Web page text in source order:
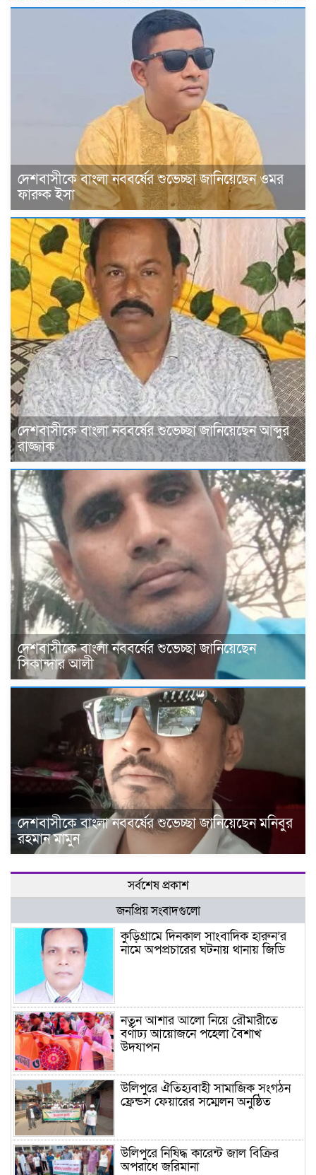
দেশবাসীকে বাংলা নববর্ষের শুভেচ্ছা জানিয়েছেন ওমর
ফারুক ইসা
দেশবাসীকে বাংলা নববর্ষের শুভেচ্ছা জানিয়েছেন আব্দুর
রাজ্জাক
দেশবাসীকে বাংলা নববর্ষের শুভেচ্ছা জানিয়েছেন
সিকান্দার আলী
দেশবাসীকে বাংলা নববর্ষের শুভেচ্ছা জানিয়েছেন মনিবুর
রহমান মামুন
সর্বশেষ প্রকাশ
জনপ্রিয় সংবাদগুলো
কুড়িগ্রামে দিনকাল সাংবাদিক হারুন’র
নামে অপপ্রচারের ঘটনায় থানায় জিডি
নতুন আশার আলো নিয়ে রৌমারীতে
বর্ণাঢ্য আয়োজনে পহেলা বৈশাখ
উদযাপন
উলিপুরে ঐতিহ্যবাহী সামাজিক সংগঠন
ফ্রেন্ডস ফেয়ারের সম্মেলন অনুষ্ঠিত
উলিপুরে নিষিদ্ধ কারেন্ট জাল বিক্রির
অপরাধে জরিমানা